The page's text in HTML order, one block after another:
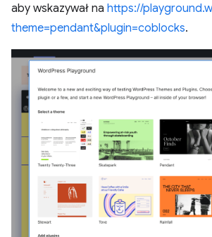
aby wskazywał na https://
theme=pendant&plugin=coblocks.